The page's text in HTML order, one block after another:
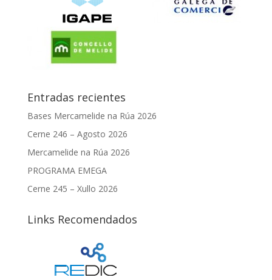
Entradas recientes
Bases Mercamelide na Rúa 2026
Cerne 246 – Agosto 2026
Mercamelide na Rúa 2026
PROGRAMA EMEGA
Cerne 245 – Xullo 2026
Links Recomendados